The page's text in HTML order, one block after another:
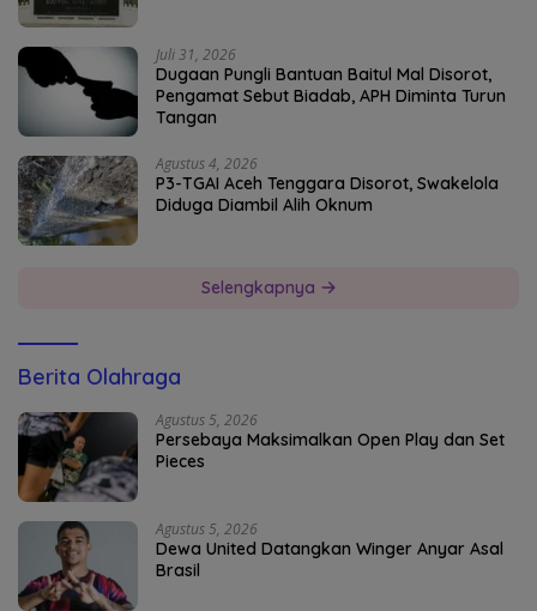
Juli 31, 2026
Dugaan Pungli Bantuan Baitul Mal Disorot,
Pengamat Sebut Biadab, APH Diminta Turun
Tangan
Agustus 4, 2026
P3-TGAI Aceh Tenggara Disorot, Swakelola
Diduga Diambil Alih Oknum
Selengkapnya
Berita Olahraga
Agustus 5, 2026
Persebaya Maksimalkan Open Play dan Set
Pieces
Agustus 5, 2026
Dewa United Datangkan Winger Anyar Asal
Brasil